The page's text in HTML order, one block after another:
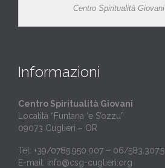
Centro Spiritualità
Informazioni
Centro Spiritualità Giovani
Località “Funtana ‘e S’ozzu”
09073 Cuglieri – OR
Tel: +39/0785.950.007 – 06/
E-mail: info@csg-cuglieri.org